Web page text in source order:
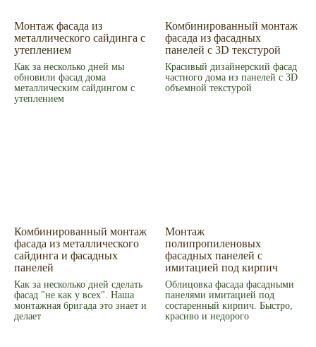
Монтаж фасада из
металлического сайдинга с
утеплением
Как за несколько дней мы
обновили фасад дома
металлическим сайдингом с
утеплением
Комбинированный монтаж
фасада из фасадных
панелей с 3D текстурой
Красивый дизайнерский фасад
частного дома из панелей с 3D
объемной текстурой
Комбинированный монтаж
фасада из металлического
сайдинга и фасадных
панелей
Как за несколько дней сделать
фасад "не как у всех". Наша
монтажная бригада это знает и
делает
Монтаж
полипропиленовых
фасадных панелей с
имитацией под кирпич
Облицовка фасада фасадными
панелями имитацией под
состаренный кирпич. Быстро,
красиво и недорого